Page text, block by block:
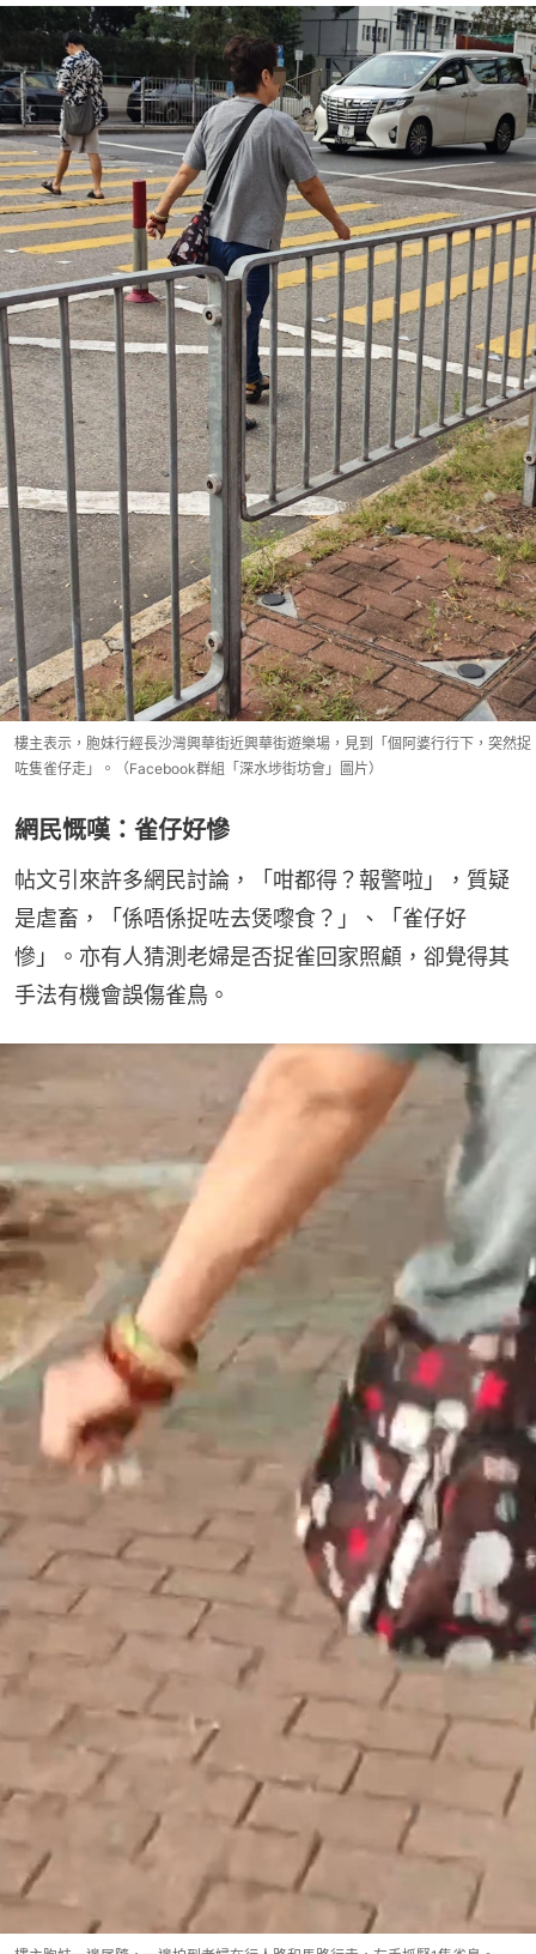
樓主表示，胞妹行經長沙灣興華街近興華街遊樂場，見到「個阿婆行行下，突然捉
咗隻雀仔走」。（Facebook群組「深水埗街坊會」圖片）
網民慨嘆：雀仔好慘
帖文引來許多網民討論，「咁都得？報警啦」，質疑
是虐畜，「係唔係捉咗去煲嚟食？」、「雀仔好
慘」。亦有人猜測老婦是否捉雀回家照顧，卻覺得其
手法有機會誤傷雀鳥。